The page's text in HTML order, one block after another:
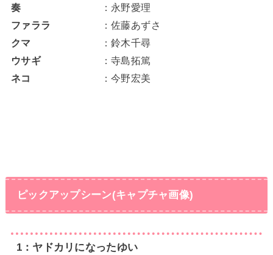
奏
：永野愛理
ファララ
：佐藤あずさ
クマ
：鈴木千尋
ウサギ
：寺島拓篤
ネコ
：今野宏美
ピックアップシーン(キャプチャ画像)
1：ヤドカリになったゆい